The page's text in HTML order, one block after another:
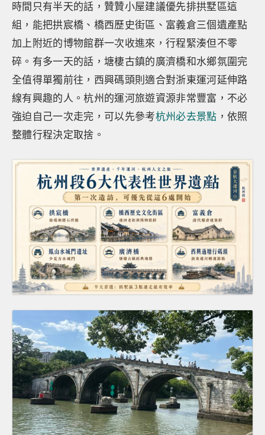
時間只有半天的話，贊贊小屋建議優先排拱墅區這
組，能把拱宸橋、橋西歷史街區、富義倉三個遺產點
加上附近的博物館群一次收進來，行程緊湊但不零
碎。有多一天的話，塘棲古鎮的廣濟橋和水鄉氛圍完
全值得單獨前往，西興碼頭則適合對浙東運河延伸路
線有興趣的人。杭州的運河旅遊資源非常豐富，不必
強迫自己一次走完，可以先參考杭州必去景點 ，依照
整體行程決定取捨。